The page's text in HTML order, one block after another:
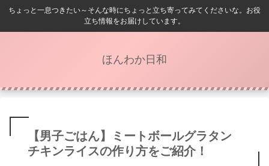
ちょっと一息つきたい～そんな時にちょっと立ち寄ってみてくださいな。お役
立ち情報をお届けしています。
ほんわか日和
【男子ごはん】ミートボールグラタン
チキンライスの作り方をご紹介！